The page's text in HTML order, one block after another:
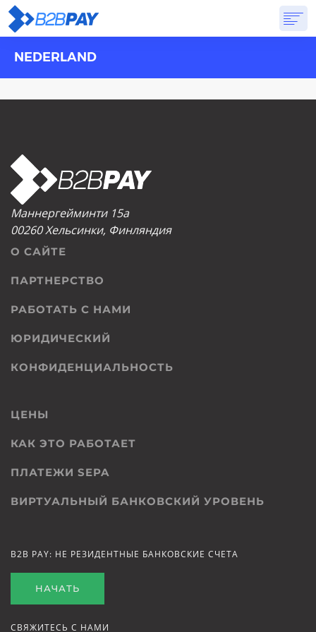
О САЙТЕРЕШЕНИЯВИРТУАЛЬНЫЙ БАНК
NEDERLAND
Маннергейминти 15а
00260 Хельсинки, Финляндия
О САЙТЕ
ПАРТНЕРСТВО
РАБОТАТЬ С НАМИ
ЮРИДИЧЕСКИЙ
КОНФИДЕНЦИАЛЬНОСТЬ
ЦЕНЫ
КАК ЭТО РАБОТАЕТ
ПЛАТЕЖИ SEPA
ВИРТУАЛЬНЫЙ БАНКОВСКИЙ УРОВЕНЬ
B2B PAY: НЕ РЕЗИДЕНТНЫЕ БАНКОВСКИЕ СЧЕТА
НАЧАТЬ
СВЯЖИТЕСЬ С НАМИ